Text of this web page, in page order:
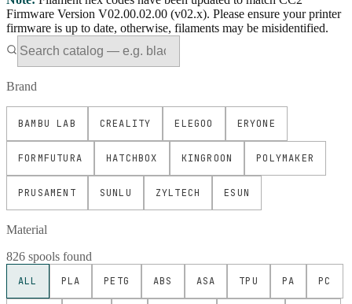
Firmware Version V02.00.02.00 (v02.x). Please ensure your printer
firmware is up to date, otherwise, filaments may be misidentified.
Brand
BAMBU LAB CREALITY ELEGOO ERYONE
FORMFUTURA HATCHBOX KINGROON POLYMAKER
PRUSAMENT SUNLU ZYLTECH ESUN
Material
826 spools found
ALL PLA PETG ABS ASA TPU PA PC